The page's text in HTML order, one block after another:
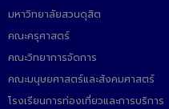
มหาวิทยาลัยสวนดุสิต
คณะครุศาสตร์
คณะวิทยาการจัดการ
คณะมนุษยศาสตร์และสังคมศาสตร์
โรงเรียนการท่องเที่ยวและการบริการ